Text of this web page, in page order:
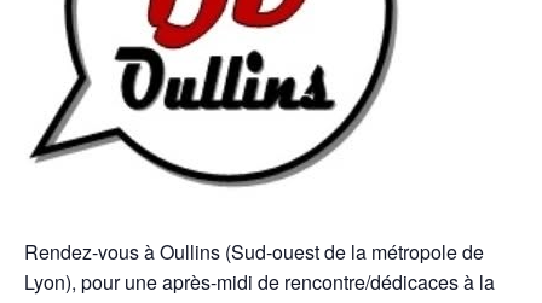
Rendez-vous à Oullins (Sud-ouest de la métropole de
Lyon), pour une après-midi de rencontre/dédicaces à la